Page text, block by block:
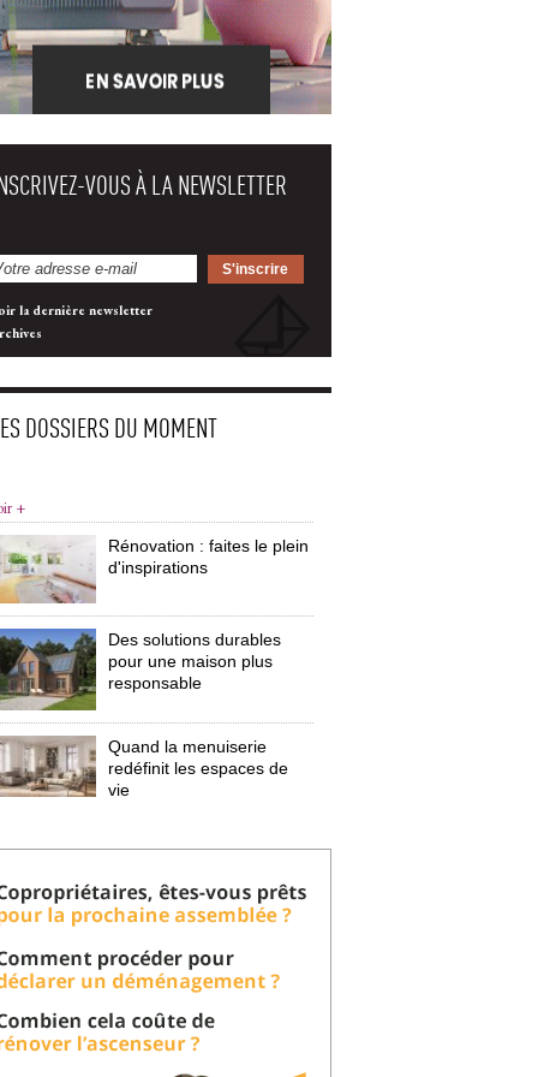
VOUS À LA NEWSLETTER
la dernière newsletter
DOSSIERS DU MOMENT
+
Rénovation : faites le plein
d'inspirations
Des solutions durables
pour une maison plus
responsable
Quand la menuiserie
redéfinit les espaces de
vie